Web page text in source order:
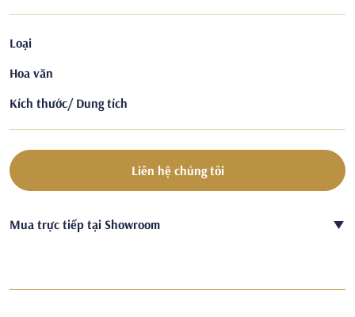
Loại
Hoa văn
Kích thước/ Dung tích
Liên hệ chúng tôi
Mua trực tiếp tại Showroom